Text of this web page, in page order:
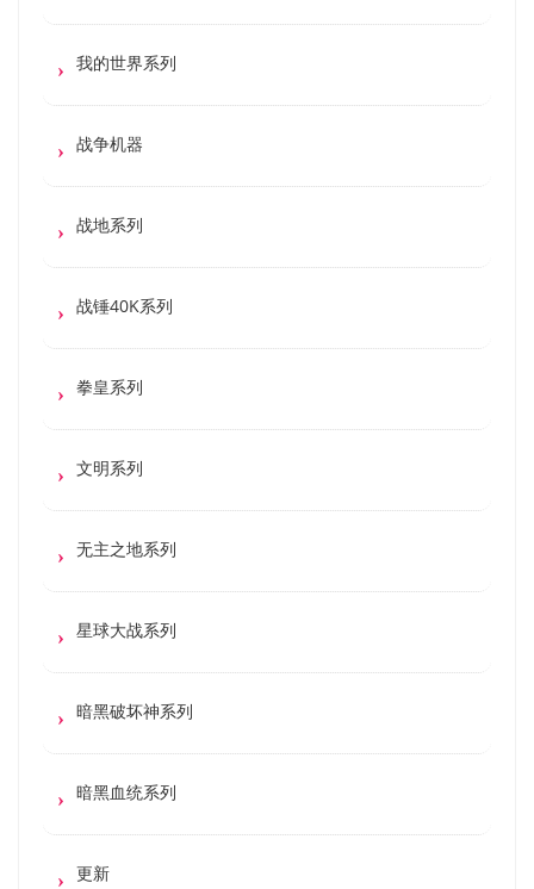
我的世界系列
战争机器
战地系列
战锤40K系列
拳皇系列
文明系列
无主之地系列
星球大战系列
暗黑破坏神系列
暗黑血统系列
更新